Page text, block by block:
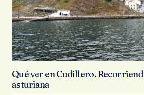
Qué ver en Cudillero.
asturiana